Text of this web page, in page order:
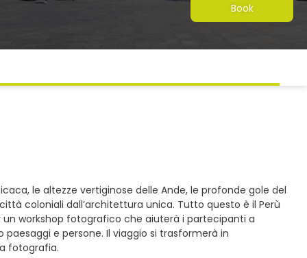
Book
le altezze vertiginose delle Ande, le profonde gole del
coloniali dall’architettura unica. Tutto questo è il Perù
un workshop fotografico che aiuterà i partecipanti a
e persone. Il viaggio si trasformerà in
fotografia.